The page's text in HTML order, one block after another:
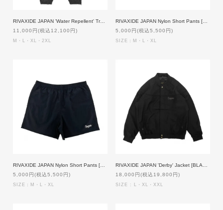
RIVAXIDE JAPAN 'Water Repellent' Training Pants [BLACK]
11,000円(税込12,100円)
M・L・XL・2XL
5,000円(税込5,500円)
SIZE：M・L・XL
5,000円(税込5,500円)
SIZE：M・L・XL
18,000円(税込19,800円)
SIZE : L・XL・XXL